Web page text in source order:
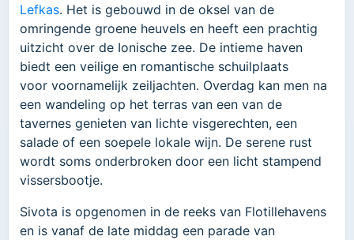
Lefkas. Het is gebouwd in de oksel van de
omringende groene heuvels en heeft een prachtig
uitzicht over de Ionische zee. De intieme haven
biedt een veilige en romantische schuilplaats
voor voornamelijk zeiljachten. Overdag kan men na
een wandeling op het terras van een van de
tavernes genieten van lichte visgerechten, een
salade of een soepele lokale wijn. De serene rust
wordt soms onderbroken door een licht stampend
vissersbootje.
Sivota is opgenomen in de reeks van Flotillehavens
en is vanaf de late middag een parade van